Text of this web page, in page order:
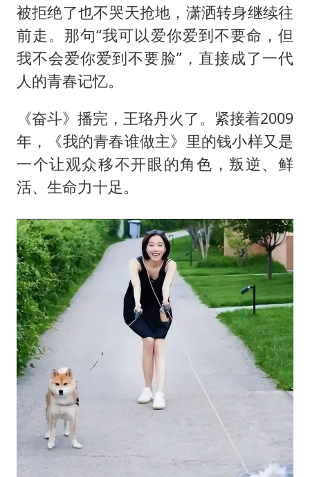
被拒绝了也不哭天抢地，潇洒转身继续往
前走。那句“我可以爱你爱到不要命，但
我不会爱你爱到不要脸”，直接成了一代
人的青春记忆。
《奋斗》播完，王珞丹火了。紧接着2009
年，《我的青春谁做主》里的钱小样又是
一个让观众移不开眼的角色，叛逆、鲜
活、生命力十足。